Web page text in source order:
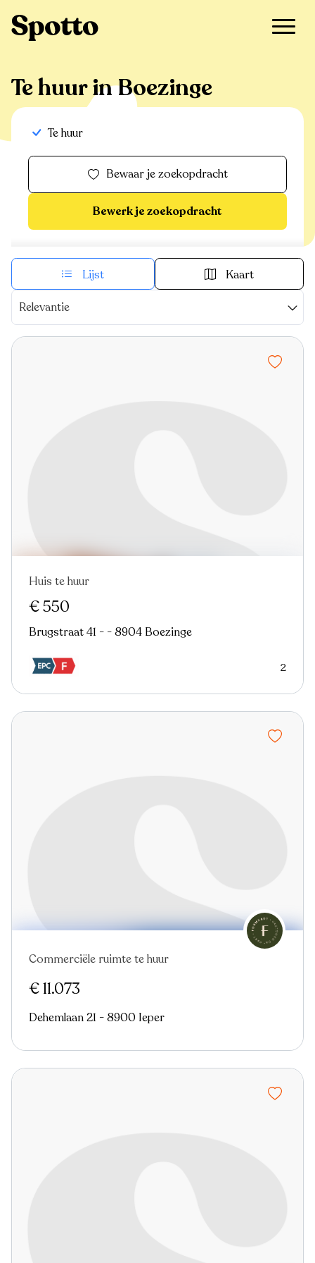
Te huur in Boezinge
Te huur
Bewaar je zoekopdracht
Bewerk je zoekopdracht
Lijst Kaart
Relevantie
Nieuw
Huis te huur
€ 550
Brugstraat 41 - - 8904 Boezinge
2
Nieuw
Commerciële ruimte te huur
€ 11.073
Dehemlaan 21 - 8900 Ieper